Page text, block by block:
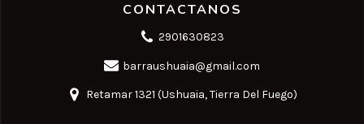
CONTACTANOS
2901630823
barraushuaia@gmail.com
Retamar 1321 (Ushuaia, Tierra Del Fuego)